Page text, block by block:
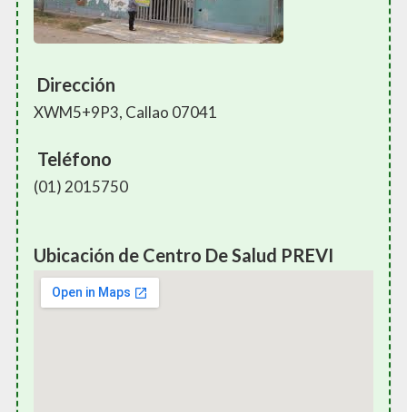
Dirección
XWM5+9P3, Callao 07041
Teléfono
(01) 2015750
Ubicación de Centro De Salud PREVI